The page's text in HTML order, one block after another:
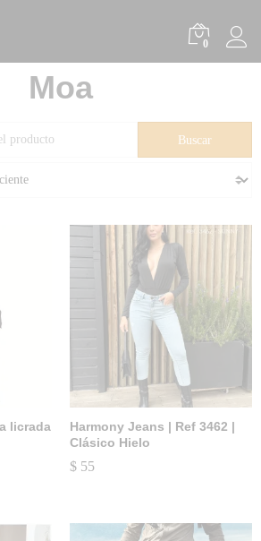
0
Moa
licrada
Harmony Jeans | Ref 3462 |
Clásico Hielo
$ 55